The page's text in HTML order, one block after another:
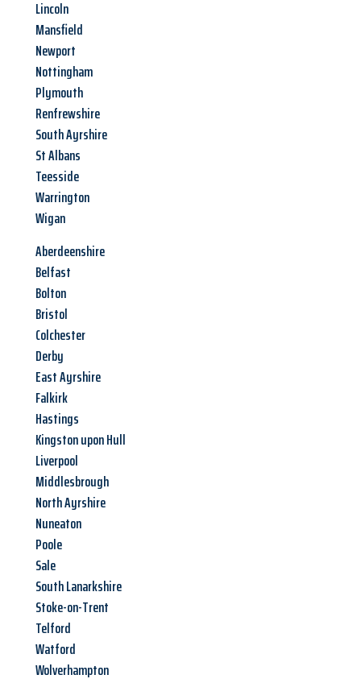
Lincoln
Mansfield
Newport
Nottingham
Plymouth
Renfrewshire
South Ayrshire
St Albans
Teesside
Warrington
Wigan
Aberdeenshire
Belfast
Bolton
Bristol
Colchester
Derby
East Ayrshire
Falkirk
Hastings
Kingston upon Hull
Liverpool
Middlesbrough
North Ayrshire
Nuneaton
Poole
Sale
South Lanarkshire
Stoke-on-Trent
Telford
Watford
Wolverhampton